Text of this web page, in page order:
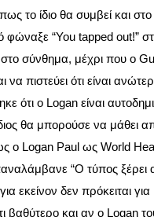
το ίδιο θα συμβεί και
φώναξε “You tapped out!”
σύνθημα, μέχρι που ο
πιστεύει ότι είναι
ότι ο Logan είναι
θα μπορούσε να μάθει
ο Logan Paul ως World
“Ο τύπος ξέρει
εκείνον δεν πρόκειται
βαθύτερο και αν ο Logan